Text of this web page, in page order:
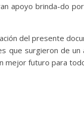
apoyo brinda-do
del presente
que surgieron de
mejor futuro para